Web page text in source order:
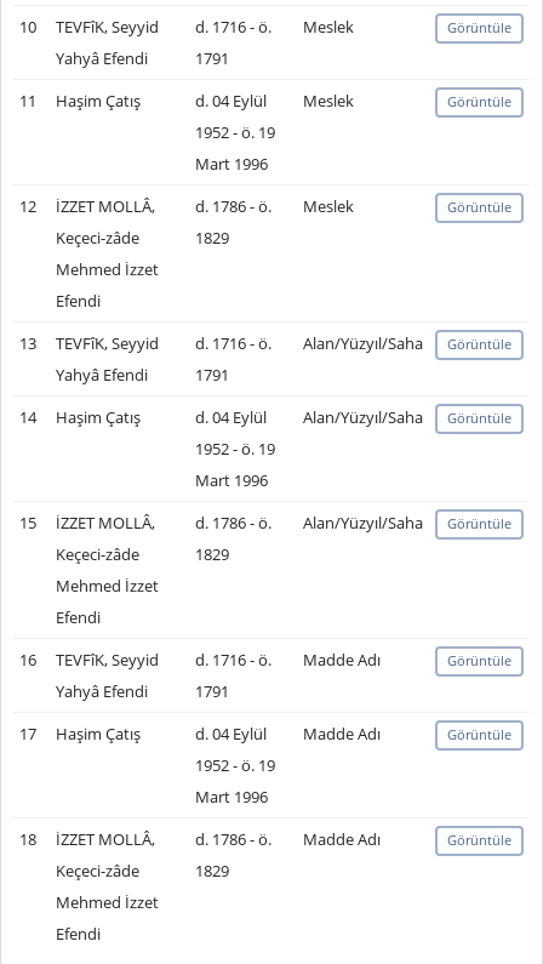
10
TEVFîK, Seyyid
Yahyâ Efendi
d. 1716 - ö.
1791
Meslek Görüntüle
11 Haşim Çatış
d. 04 Eylül
1952 - ö. 19
Mart 1996
Meslek Görüntüle
12
İZZET MOLLÂ,
Keçeci-zâde
Mehmed İzzet
Efendi
d. 1786 - ö.
1829
Meslek Görüntüle
13
TEVFîK, Seyyid
Yahyâ Efendi
d. 1716 - ö.
1791
Alan/Yüzyıl/Saha Görüntüle
14 Haşim Çatış
d. 04 Eylül
1952 - ö. 19
Mart 1996
Alan/Yüzyıl/Saha Görüntüle
15
İZZET MOLLÂ,
Keçeci-zâde
Mehmed İzzet
Efendi
d. 1786 - ö.
1829
Alan/Yüzyıl/Saha Görüntüle
16
TEVFîK, Seyyid
Yahyâ Efendi
d. 1716 - ö.
1791
Madde Adı Görüntüle
17 Haşim Çatış
d. 04 Eylül
1952 - ö. 19
Mart 1996
Madde Adı Görüntüle
18
İZZET MOLLÂ,
Keçeci-zâde
Mehmed İzzet
Efendi
d. 1786 - ö.
1829
Madde Adı Görüntüle